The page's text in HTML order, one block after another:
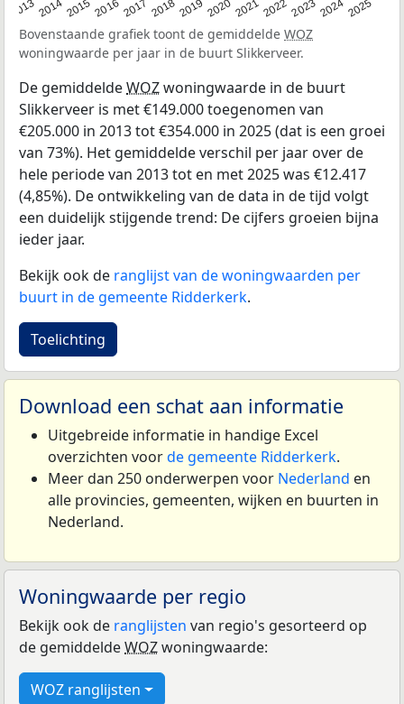
20132014201520162017 20182019 202020212022202320242025
Bovenstaande grafiek toont de gemiddelde WOZ
woningwaarde per jaar in de buurt Slikkerveer.
De gemiddeldeWOZwoningwaarde in de buurt
Slikkerveer is met €149.000 toegenomen van
€205.000 in 2013 tot €354.000 in 2025 (dat is een groei
van 73%). Het gemiddelde verschil per jaar over de
hele periode van 2013 tot en met 2025 was €12.417
(4,85%). De ontwikkeling van de data in de tijd volgt
een duidelijk stijgende trend: De cijfers groeien bijna
ieder jaar.
Bekijk ook de ranglijst van de woningwaarden per
buurt in de gemeente Ridderkerk.
Toelichting
Download een schat aan informatie
Uitgebreide informatie in handige Excel
overzichten voorde gemeente Ridderkerk.
Meer dan 250 onderwerpen voor Nederland en
alle provincies, gemeenten, wijken en buurten in
Nederland.
Woningwaarde per regio
Bekijk ook de ranglijsten van regio's gesorteerd op
de gemiddeldeWOZwoningwaarde:
WOZ ranglijsten